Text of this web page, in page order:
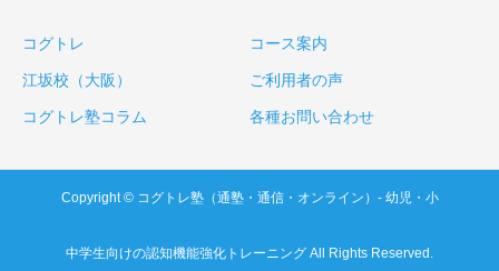
コグトレ コース案内
江坂校（大阪） ご利用者の声
コグトレ塾コラム 各種お問い合わせ
Copyright © コグトレ塾（通塾・通信・オンライン）- 幼児・小
中学生向けの認知機能強化トレーニング All Rights Reserved.